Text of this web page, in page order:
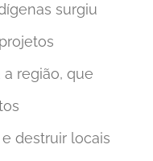
surgiu
região, que
destruir locais